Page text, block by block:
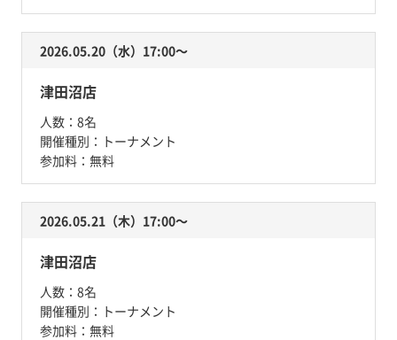
2026.05.20（水）17:00〜
津田沼店
人数： 8名
開催種別： トーナメント
参加料： 無料
2026.05.21（木）17:00〜
津田沼店
人数： 8名
開催種別： トーナメント
参加料： 無料